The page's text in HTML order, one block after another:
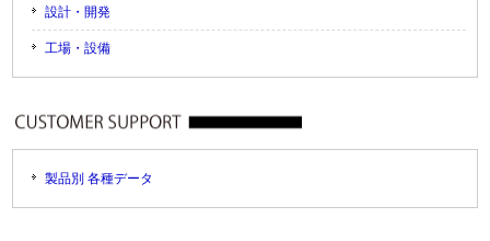
設計・開発
工場・設備
製品別 各種データ